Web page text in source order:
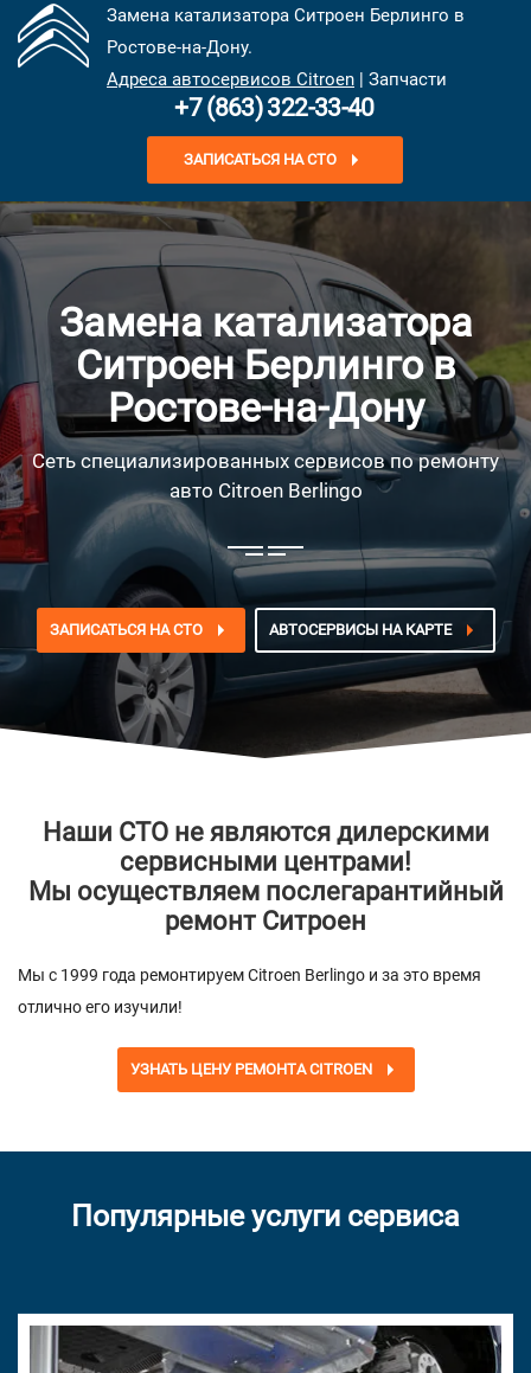
Замена катализатора Ситроен Берлинго в
Ростове-на-Дону.
Адреса автосервисов Citroen | Запчасти
+7 (863) 322-33-40
ЗАПИСАТЬСЯ НА СТО
Замена катализатора
Ситроен Берлинго в
Ростове-на-Дону
Сеть специализированных сервисов по ремонту
авто Citroen Berlingo
ЗАПИСАТЬСЯ НА СТО АВТОСЕРВИСЫ НА КАРТЕ
Наши СТО не являются дилерскими
сервисными центрами!
Мы осуществляем послегарантийный
ремонт Ситроен
Мы с 1999 года ремонтируем Citroen Berlingo и за это время
отлично его изучили!
УЗНАТЬ ЦЕНУ РЕМОНТА CITROEN
Популярные услуги сервиса